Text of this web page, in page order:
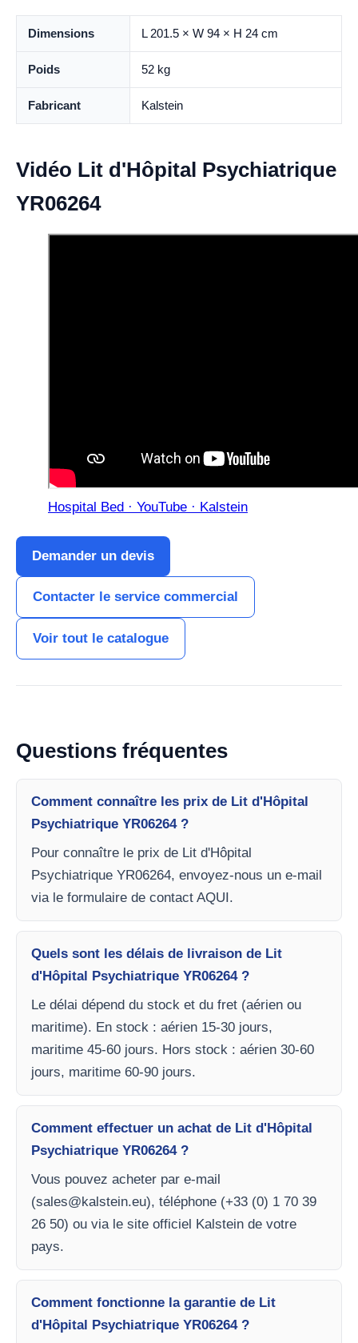
Dimensions L 201.5 × W 94 × H 24 cm
Poids 52 kg
Fabricant Kalstein
Vidéo Lit d'Hôpital Psychiatrique
YR06264
Hospital Bed · YouTube · Kalstein
Demander un devis
Contacter le service commercial
Voir tout le catalogue
Questions fréquentes
Comment connaître les prix de Lit d'Hôpital
Psychiatrique YR06264 ?
Pour connaître le prix de Lit d'Hôpital
Psychiatrique YR06264, envoyez-nous un e-mail
via le formulaire de contact AQUI.
Quels sont les délais de livraison de Lit
d'Hôpital Psychiatrique YR06264 ?
Le délai dépend du stock et du fret (aérien ou
maritime). En stock : aérien 15-30 jours,
maritime 45-60 jours. Hors stock : aérien 30-60
jours, maritime 60-90 jours.
Comment effectuer un achat de Lit d'Hôpital
Psychiatrique YR06264 ?
Vous pouvez acheter par e-mail
(sales@kalstein.eu), téléphone (+33 (0) 1 70 39
26 50) ou via le site officiel Kalstein de votre
pays.
Comment fonctionne la garantie de Lit
d'Hôpital Psychiatrique YR06264 ?